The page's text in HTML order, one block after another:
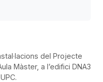
del Projecte
Màster, a l’edifici DNA3